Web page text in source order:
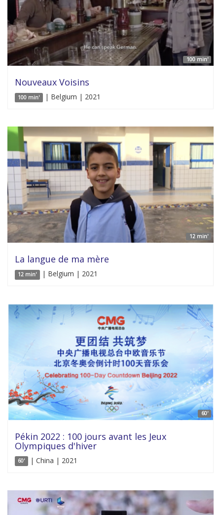
100 min'
Nouveaux Voisins
100 min' | Belgium | 2021
12 min'
La langue de ma mère
12 min' | Belgium | 2021
60'
Pékin 2022 : 100 jours avant les Jeux
Olympiques d'hiver
60' | China | 2021